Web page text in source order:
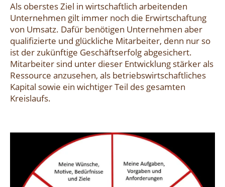
Als oberstes Ziel in wirtschaftlich arbeitenden
Unternehmen gilt immer noch die Erwirtschaftung
von Umsatz. Dafür benötigen Unternehmen aber
qualifizierte und glückliche Mitarbeiter, denn nur so
ist der zukünftige Geschäftserfolg abgesichert.
Mitarbeiter sind unter dieser Entwicklung stärker als
Ressource anzusehen, als betriebswirtschaftliches
Kapital sowie ein wichtiger Teil des gesamten
Kreislaufs.